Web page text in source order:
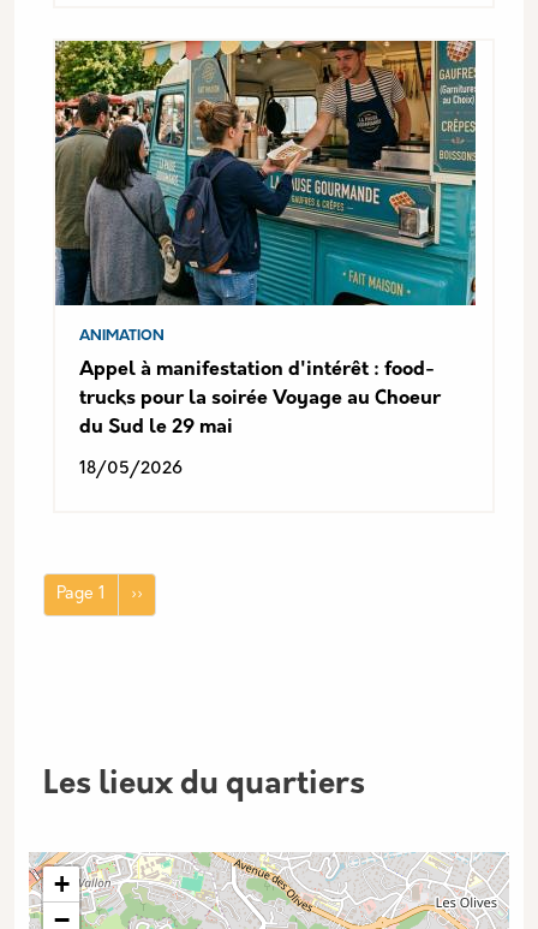
ANIMATION
Appel à manifestation d'intérêt : food-
trucks pour la soirée Voyage au Choeur
du Sud le 29 mai
18/05/2026
Pagination
Page 1 Page suivante
››
Les lieux du quartiers
+
−